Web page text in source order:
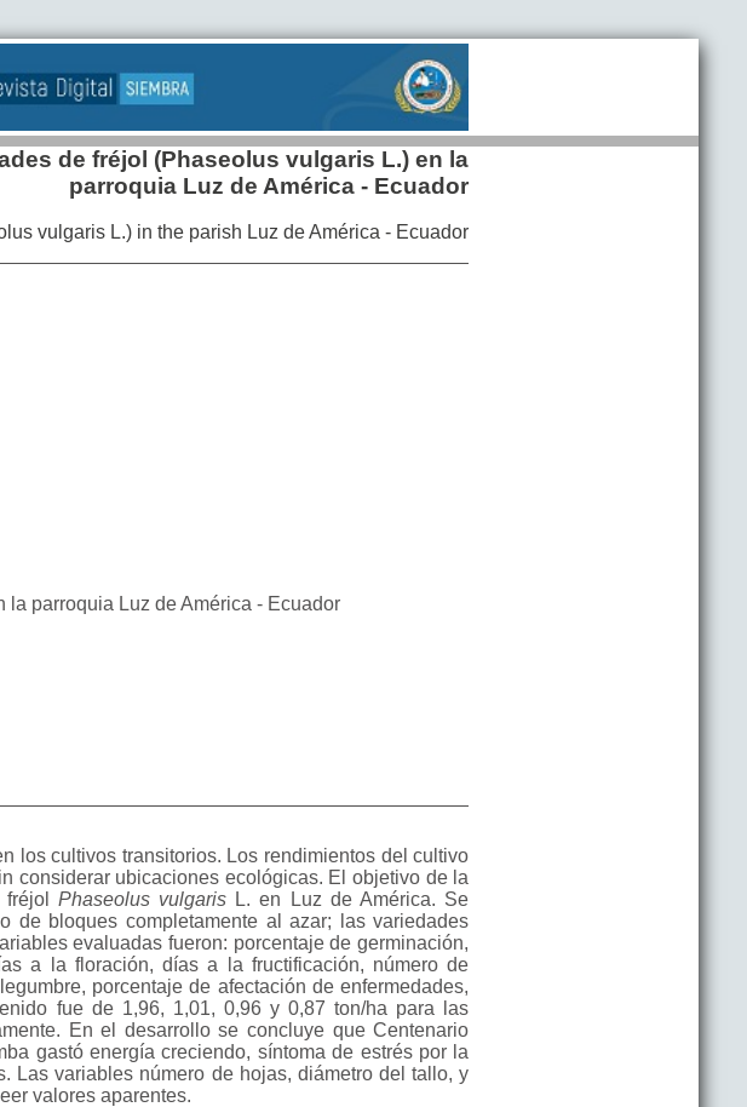
de fréjol (Phaseolus vulgaris L.) en la
parroquia Luz de América - Ecuador
vulgaris L.) in the parish Luz de América - Ecuador
parroquia Luz de América - Ecuador
los cultivos transitorios. Los rendimientos del cultivo
considerar ubicaciones ecológicas. El objetivo de la
Phaseolus vulgaris L. en Luz de América. Se
de bloques completamente al azar; las variedades
evaluadas fueron: porcentaje de germinación,
a la floración, días a la fructificación, número de
porcentaje de afectación de enfermedades,
fue de 1,96, 1,01, 0,96 y 0,87 ton/ha para las
En el desarrollo se concluye que Centenario
gastó energía creciendo, síntoma de estrés por la
Las variables número de hojas, diámetro del tallo, y
valores aparentes.